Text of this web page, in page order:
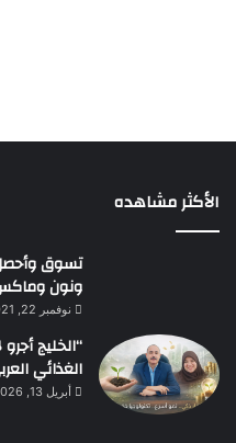
الأكثر مشاهده
تسوق
ونون
نوفمبر 22, 2021
“الخليج
الغذائي
أبريل 13, 2026